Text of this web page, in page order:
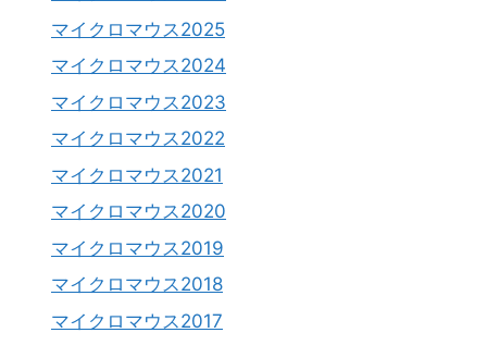
マイクロマウス2025
マイクロマウス2024
マイクロマウス2023
マイクロマウス2022
マイクロマウス2021
マイクロマウス2020
マイクロマウス2019
マイクロマウス2018
マイクロマウス2017